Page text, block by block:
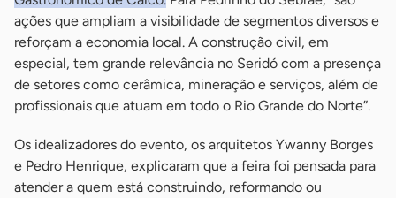
ações que ampliam a visibilidade de segmentos diversos e
reforçam a economia local. A construção civil, em
especial, tem grande relevância no Seridó com a presença
de setores como cerâmica, mineração e serviços, além de
profissionais que atuam em todo o Rio Grande do Norte”.
Os idealizadores do evento, os arquitetos Ywanny Borges
e Pedro Henrique, explicaram que a feira foi pensada para
atender a quem está construindo, reformando ou